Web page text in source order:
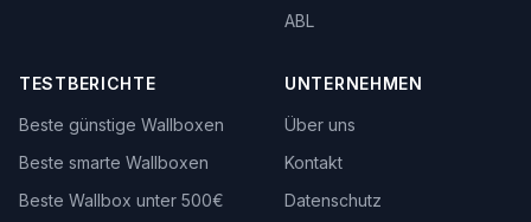
ABL
TESTBERICHTE
Beste günstige Wallboxen
Beste smarte Wallboxen
Beste Wallbox unter 500€
UNTERNEHMEN
Über uns
Kontakt
Datenschutz